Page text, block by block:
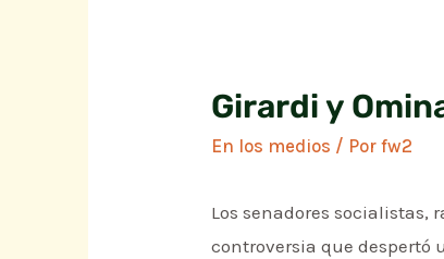
Girardi y
En los medios / Porfw2
Los senadores socialistas,
controversia que despertó